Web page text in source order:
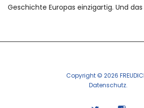
Kontakt
Instagram
Geschichte Europas einzigartig. Und
Copyright © 2026
Datenschutz